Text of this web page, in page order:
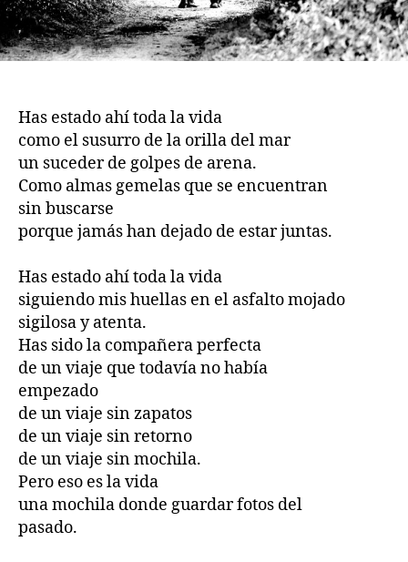
Has estado ahí toda la vida
como el susurro de la orilla del mar
un suceder de golpes de arena.
Como almas gemelas que se encuentran
sin buscarse
porque jamás han dejado de estar juntas.
Has estado ahí toda la vida
siguiendo mis huellas en el asfalto mojado
sigilosa y atenta.
Has sido la compañera perfecta
de un viaje que todavía no había
empezado
de un viaje sin zapatos
de un viaje sin retorno
de un viaje sin mochila.
Pero eso es la vida
una mochila donde guardar fotos del
pasado.